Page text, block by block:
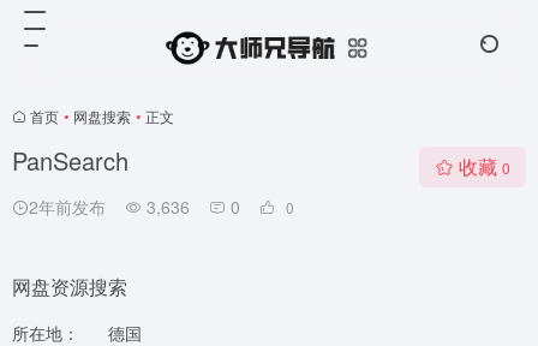
首页 • 网盘搜索 • 正文
PanSearch
2年前发布 3,636 0 0
收藏 0
网盘资源搜索
所在地：
德国